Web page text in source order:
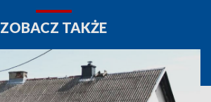
ZOBACZ TAKŻE